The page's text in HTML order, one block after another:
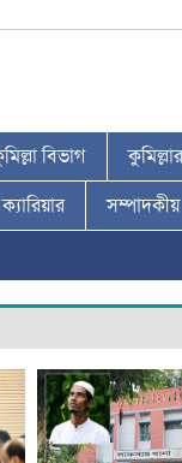
বিভাগ
সম্পাদকীয়